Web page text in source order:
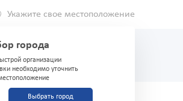
Укажите свое местоположение
города
организации
необходимо уточнить
Выбрать город
03-03